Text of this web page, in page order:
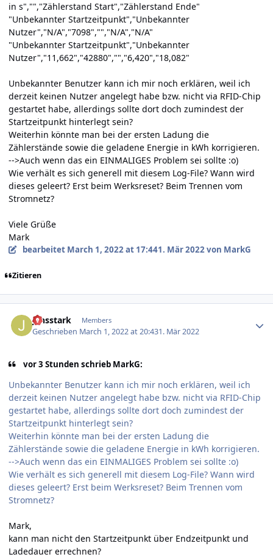
in s","","Zählerstand Start","Zählerstand Ende"
"Unbekannter Startzeitpunkt","Unbekannter
Nutzer","N/A","7098","","N/A","N/A"
"Unbekannter Startzeitpunkt","Unbekannter
Nutzer","11,662","42880","","6,420","18,082"
Unbekannter Benutzer kann ich mir noch erklären, weil ich
derzeit keinen Nutzer angelegt habe bzw. nicht via RFID-Chip
gestartet habe, allerdings sollte dort doch zumindest der
Startzeitpunkt hinterlegt sein?
Weiterhin könnte man bei der ersten Ladung die
Zählerstände sowie die geladene Energie in kWh korrigieren.
-->Auch wenn das ein EINMALIGES Problem sei sollte :o)
Wie verhält es sich generell mit diesem Log-File? Wann wird
dieses geleert? Erst beim Werksreset? Beim Trennen vom
Stromnetz?
Viele Grüße
Mark
bearbeitet March 1, 2022 at 17:441. Mär 2022von MarkG
Zitieren
jensstark Members
Geschrieben March 1, 2022 at 20:431. Mär 2022
vor 3 Stunden schrieb MarkG:
Unbekannter Benutzer kann ich mir noch erklären, weil ich
derzeit keinen Nutzer angelegt habe bzw. nicht via RFID-Chip
gestartet habe, allerdings sollte dort doch zumindest der
Startzeitpunkt hinterlegt sein?
Weiterhin könnte man bei der ersten Ladung die
Zählerstände sowie die geladene Energie in kWh korrigieren.
-->Auch wenn das ein EINMALIGES Problem sei sollte :o)
Wie verhält es sich generell mit diesem Log-File? Wann wird
dieses geleert? Erst beim Werksreset? Beim Trennen vom
Stromnetz?
Mark,
kann man nicht den Startzeitpunkt über Endzeitpunkt und
Ladedauer errechnen?